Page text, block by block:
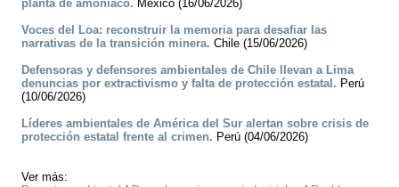
planta de amoníaco. México (16/06/2026)
Voces del Loa: reconstruir la memoria para desafiar las
narrativas de la transición minera. Chile (15/06/2026)
Defensoras y defensores ambientales de Chile llevan a Lima
denuncias por extractivismo y falta de protección estatal. Perú
(10/06/2026)
Líderes ambientales de América del Sur alertan sobre crisis de
protección estatal frente al crimen. Perú (04/06/2026)
Ver más: